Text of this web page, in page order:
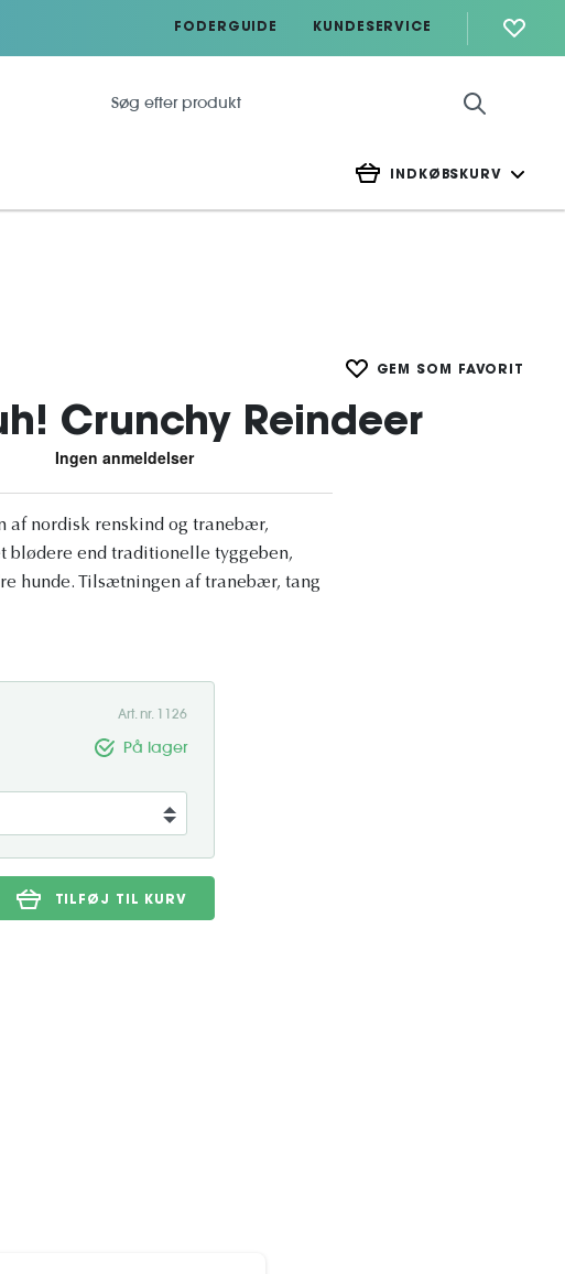
FODERGUIDE KUNDESERVICE
INDKØBSKURV
GEM SOM FAVORIT
Crunchy Reindeer
af nordisk renskind og tranebær,
blødere end traditionelle tyggeben,
hunde. Tilsætningen af tranebær, tang
Art. nr. 1126
På lager
TILFØJ TIL KURV